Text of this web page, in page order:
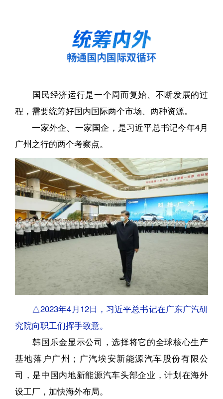
国民经济运行是一个周而复始、不断发展的过
程，需要统筹好国内国际两个市场、两种资源。
一家外企、一家国企，是习近平总书记今年4月
广州之行的两个考察点。
△2023年4月12日，习近平总书记在广东广汽研
究院向职工们挥手致意。
韩国乐金显示公司，选择将它的全球核心生产
基地落户广州；广汽埃安新能源汽车股份有限公
司，是中国内地新能源汽车头部企业，计划在海外
设工厂，加快海外布局。